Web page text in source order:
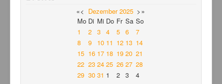
«< Dezember 2025 > »
Mo Di Mi Do Fr Sa So
1
2 3 4 5 6
7
8
9 10 11 12 13 14
15 16 17 18 19 20 21
22 23 24 25 26 27 28
29 30 31 1 2 3 4